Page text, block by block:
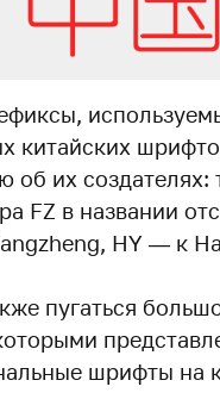
китайских
об их создателях:
FZ в названии
HY — к
пугаться
шрифты на